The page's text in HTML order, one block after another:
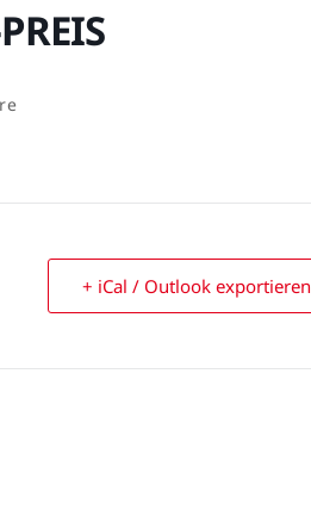
+ iCal / Outlook exportieren